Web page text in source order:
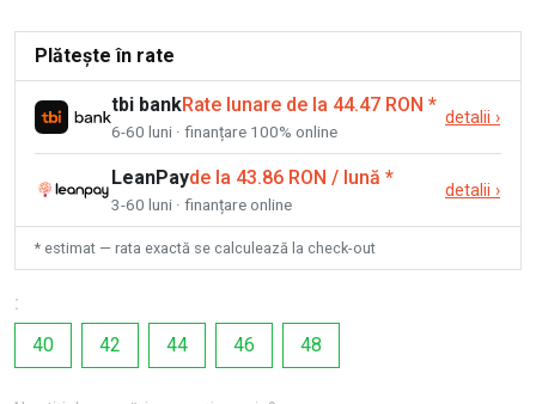
Plătește în rate
tbi bankRate lunare de la 44.47 RON *
6-60 luni · finanțare 100% online
detalii ›
LeanPayde la 43.86 RON / lună *
3-60 luni · finanțare online
detalii ›
* estimat — rata exactă se calculează la check-out
:
40
42 44 46 48